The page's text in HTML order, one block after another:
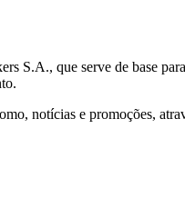
que serve de base
notícias e promoções,